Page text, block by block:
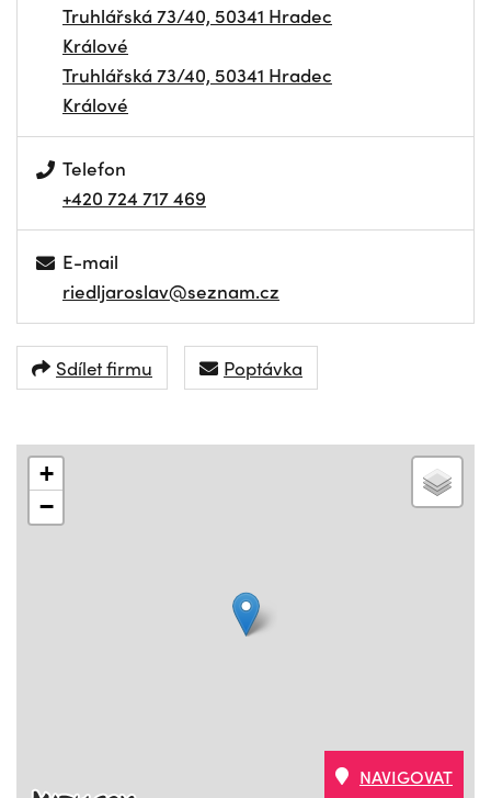
Truhlářská 73/40, 50341 Hradec
Králové
Truhlářská 73/40, 50341 Hradec
Králové
Telefon
+420 724 717 469
E-mail
riedljaroslav@seznam.cz
Sdílet firmu Poptávka
+
−
NAVIGOVAT